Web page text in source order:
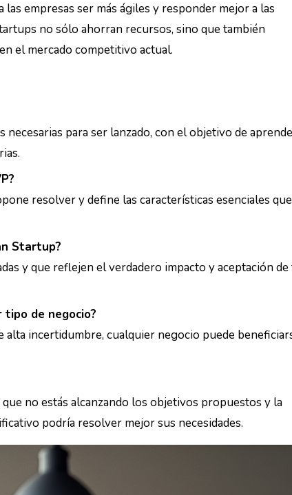
empresas ser más ágiles y responder mejor a las
no sólo ahorran recursos, sino que también
el mercado competitivo actual.
para ser lanzado, con el objetivo de
resolver y define las características esenciales que
Startup?
y que reflejen el verdadero impacto y aceptación
de negocio?
alta incertidumbre, cualquier negocio puede
no estás alcanzando los objetivos propuestos y la
podría resolver mejor sus necesidades.